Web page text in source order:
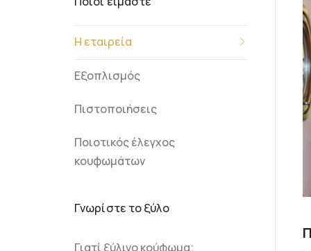
Η εταιρεία
Εξοπλισμός
Πιστοποιήσεις
Ποιοτικός έλεγχος
κουφωμάτων
Γνωρίστε το ξύλο
Γιατί ξύλινο κούφωμα;